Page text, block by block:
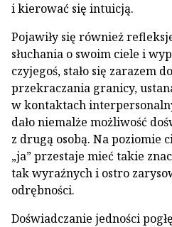
i kierować się intuicją.
Pojawiły się również
słuchania o swoim ciele i
czyjegoś, stało się zarazem
przekraczania granicy,
w kontaktach
dało niemalże możliwość
z drugą osobą. Na poziomie
„ja” przestaje mieć takie
tak wyraźnych i ostro
odrębności.
Doświadczanie jedności